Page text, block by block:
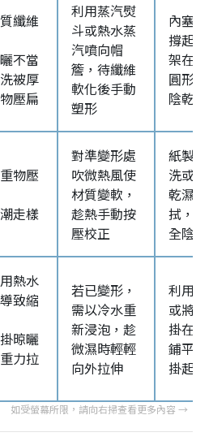
纖維
不當
被厚
壓扁
利用蒸汽熨
斗或熱水蒸
汽噴向帽
簷，待纖維
軟化後手動
塑形
內塞
撐起
架在
圓形
陰乾
物壓
走樣
對準變形處
吹微熱風使
材質變軟，
趁熱手動按
壓校正
紙製
洗或
乾濕
拭，
全陰乾
熱水
致縮
晾曬
力拉
若已變形，
需以冷水重
新浸泡，趁
微濕時輕輕
向外拉伸
利用
或將
掛在
鋪平
掛起